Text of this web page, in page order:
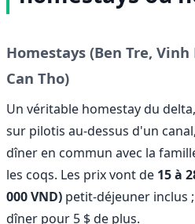
Homestays (Ben Tre,
Can Tho)
Un véritable homestay du
sur pilotis au-dessus d'un
dîner en commun avec la
les coqs. Les prix vont de 15 à
000 VND) petit-déjeuner inclus
dîner pour 5 $ de plus.